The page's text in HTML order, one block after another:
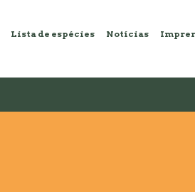
Lista de espécies Notícias